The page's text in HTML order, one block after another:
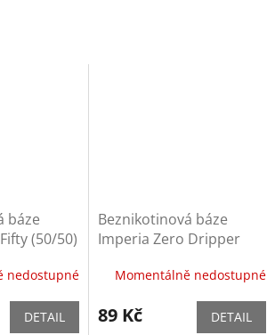
báze
(50/50)
nedostupné
DETAIL
Beznikotinová báze
Imperia Zero Dripper
Momentálně nedostupné
89 Kč DETAIL